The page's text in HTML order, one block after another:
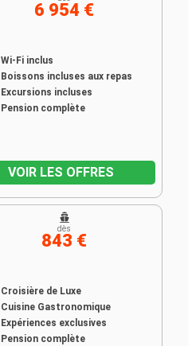
Wi-Fi inclus
Boissons incluses aux repas
Excursions incluses
Pension complète
6 954 €
VOIR LES OFFRES
Croisière de Luxe
Cuisine Gastronomique
Expériences exclusives
Pension complète
dès
843 €